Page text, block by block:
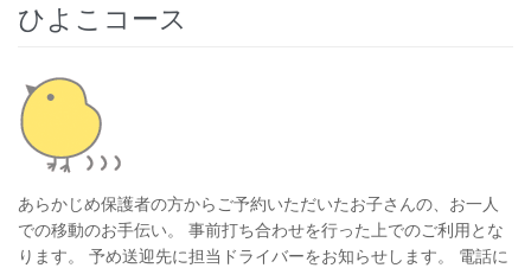
ひよこコース
あらかじめ保護者の方からご予約いただいたお子さんの、お一人
での移動のお手伝い。 事前打ち合わせを行った上でのご利用とな
ります。 予め送迎先に担当ドライバーをお知らせします。 電話に